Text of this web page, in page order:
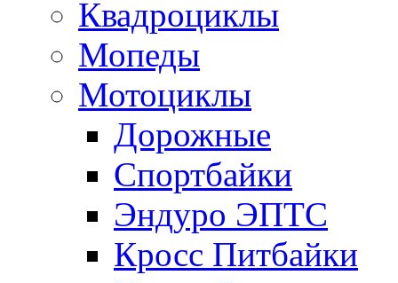
Квадроциклы
Мопеды
Мотоциклы
Дорожные
Спортбайки
Эндуро ЭПТС
Кросс Питбайки